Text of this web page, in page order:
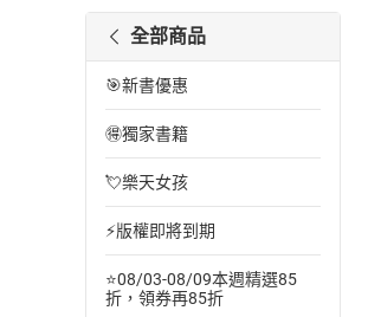
全部商品
🎯新書優惠
🉐獨家書籍
💘樂天女孩
⚡版權即將到期
⭐08/03-08/09本週精選85
折，領券再85折